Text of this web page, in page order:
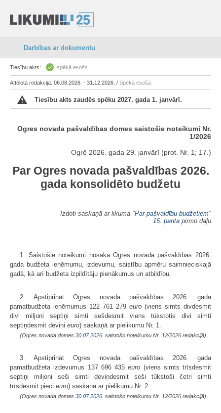
Darbības ar dokumentu
Tiesību akts: spēkā esošs
Attēlotā redakcija: 06.08.2026. - 31.12.2026. / Spēkā esošā
Tiesību akts zaudēs spēku 2027. gada 1. janvārī.
Ogres novada pašvaldības domes saistošie noteikumi Nr.
1/2026
Ogrē 2026. gada 29. janvārī (prot. Nr. 1; 17.)
Par Ogres novada pašvaldības 2026.
gada konsolidēto budžetu
Izdoti saskaņā ar likuma "Par pašvaldību budžetiem"
16. panta pirmo daļu
1. Saistošie noteikumi nosaka Ogres novada pašvaldības 2026.
gada budžeta ieņēmumu, izdevumu, saistību apmēru saimnieciskajā
gadā, kā arī budžeta izpildītāju pienākumus un atbildību.
2. Apstiprināt Ogres novada pašvaldības 2026. gada
pamatbudžeta ieņēmumus 122 761 279 euro (viens simts divdesmit
divi miljoni septiņi simti sešdesmit viens tūkstotis divi simti
septiņdesmit deviņi euro) saskaņā ar pielikumu Nr. 1.
(Ogres novada domes 30.07.2026. saistošo noteikumu Nr. 12/2026 redakcijā)
3. Apstiprināt Ogres novada pašvaldības 2026. gada
pamatbudžeta izdevumus 137 696 435euro (viens simts trīsdesmit
septiņi miljoni seši simti deviņdesmit seši tūkstoši četri simti
trīsdesmit pieci euro) saskaņā ar pielikumu Nr. 2.
(Ogres novada domes 30.07.2026. saistošo noteikumu Nr. 12/2026 redakcijā)